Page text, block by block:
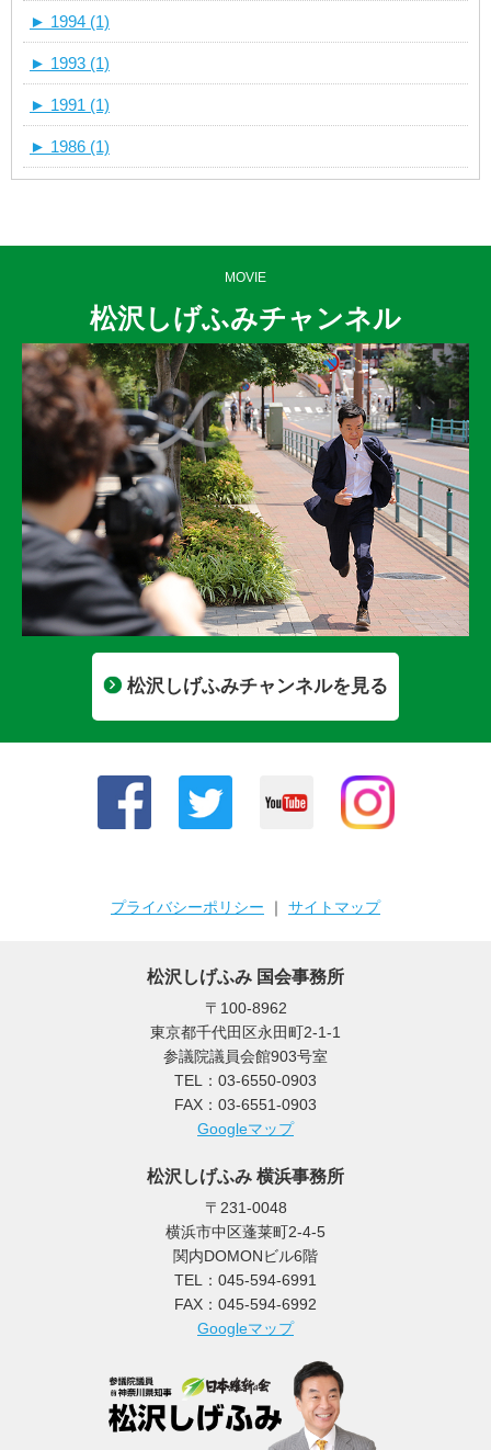
► 1994 (1)
► 1993 (1)
► 1991 (1)
► 1986 (1)
MOVIE
松沢しげふみチャンネル
松沢しげふみチャンネルを見る
プライバシーポリシー ｜ サイトマップ
松沢しげふみ 国会事務所
〒100-8962
東京都千代田区永田町2-1-1
参議院議員会館903号室
TEL：03-6550-0903
FAX：03-6551-0903
Googleマップ
松沢しげふみ 横浜事務所
〒231-0048
横浜市中区蓬莱町2-4-5
関内DOMONビル6階
TEL：045-594-6991
FAX：045-594-6992
Googleマップ